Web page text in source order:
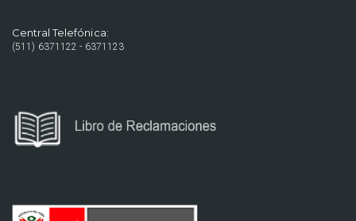
Central Telefónica:
(511) 6371122 - 6371123